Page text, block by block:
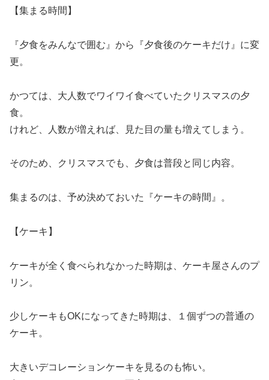
【集まる時間】
『夕食をみんなで囲む』から『夕食後のケーキだけ』に変
更。
かつては、大人数でワイワイ食べていたクリスマスの夕
食。
けれど、人数が増えれば、見た目の量も増えてしまう。
そのため、クリスマスでも、夕食は普段と同じ内容。
集まるのは、予め決めておいた『ケーキの時間』。
【ケーキ】
ケーキが全く食べられなかった時期は、ケーキ屋さんのプ
リン。
少しケーキもOKになってきた時期は、１個ずつの普通の
ケーキ。
大きいデコレーションケーキを見るのも怖い。